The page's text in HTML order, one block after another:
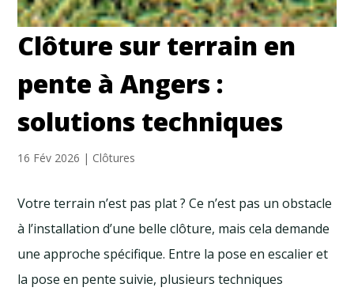
Clôture sur terrain en
pente à Angers :
solutions techniques
16 Fév 2026 | Clôtures
Votre terrain n’est pas plat ? Ce n’est pas un obstacle
à l’installation d’une belle clôture, mais cela demande
une approche spécifique. Entre la pose en escalier et
la pose en pente suivie, plusieurs techniques